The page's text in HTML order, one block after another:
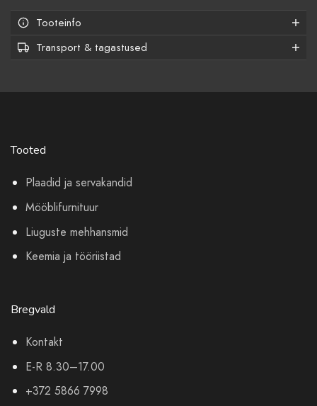
Tooteinfo
Transport & tagastused
Tooted
Plaadid ja servakandid
Mööblifurnituur
Liuguste mehhansmid
Keemia ja tööriistad
Bregvald
Kontakt
E-R 8.30–17.00
+372 5866 7998